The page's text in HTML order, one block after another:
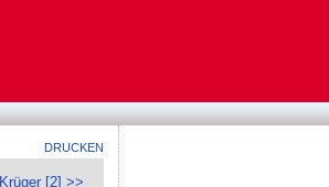
DRUCKEN
Krüger [2] >>